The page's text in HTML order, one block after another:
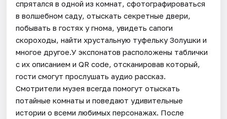
спрятался в одной из комнат, сфотографироваться
в волшебном саду, отыскать секретные двери,
побывать в гостях у гнома, увидеть сапоги
скороходы, найти хрустальную туфельку Золушки и
многое другое.У экспонатов расположены таблички
с их описанием и QR code, отсканировав который,
гости смогут прослушать аудио рассказ.
Смотрители музея всегда помогут отыскать
потайные комнаты и поведают удивительные
истории о всеми любимых персонажах. После